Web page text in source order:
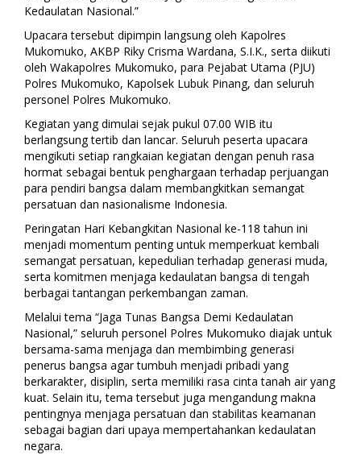
Kedaulatan Nasional.”
Upacara tersebut dipimpin langsung oleh Kapolres
Mukomuko, AKBP Riky Crisma Wardana, S.I.K., serta diikuti
oleh Wakapolres Mukomuko, para Pejabat Utama (PJU)
Polres Mukomuko, Kapolsek Lubuk Pinang, dan seluruh
personel Polres Mukomuko.
Kegiatan yang dimulai sejak pukul 07.00 WIB itu
berlangsung tertib dan lancar. Seluruh peserta upacara
mengikuti setiap rangkaian kegiatan dengan penuh rasa
hormat sebagai bentuk penghargaan terhadap perjuangan
para pendiri bangsa dalam membangkitkan semangat
persatuan dan nasionalisme Indonesia.
Peringatan Hari Kebangkitan Nasional ke-118 tahun ini
menjadi momentum penting untuk memperkuat kembali
semangat persatuan, kepedulian terhadap generasi muda,
serta komitmen menjaga kedaulatan bangsa di tengah
berbagai tantangan perkembangan zaman.
Melalui tema “Jaga Tunas Bangsa Demi Kedaulatan
Nasional,” seluruh personel Polres Mukomuko diajak untuk
bersama-sama menjaga dan membimbing generasi
penerus bangsa agar tumbuh menjadi pribadi yang
berkarakter, disiplin, serta memiliki rasa cinta tanah air yang
kuat. Selain itu, tema tersebut juga mengandung makna
pentingnya menjaga persatuan dan stabilitas keamanan
sebagai bagian dari upaya mempertahankan kedaulatan
negara.